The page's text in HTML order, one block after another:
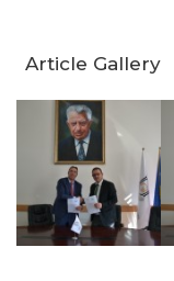
Article Gallery